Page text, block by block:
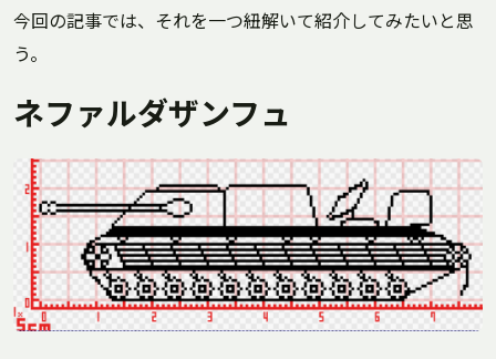
今回の記事では、それを一つ紐解いて紹介してみたいと思
う。
ネファルダザンフュ